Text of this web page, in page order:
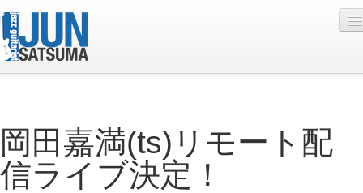
Live Schedule
Discography
岡田嘉満(ts)リモート配
信ライブ決定！